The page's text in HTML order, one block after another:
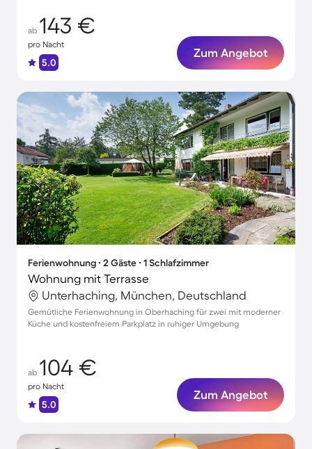
ab 143 €
pro Nacht
5.0
Zum Angebot
Ferienwohnung ∙ 2 Gäste ∙ 1 Schlafzimmer
Wohnung mit Terrasse
Unterhaching, München, Deutschland
Gemütliche Ferienwohnung in Oberhaching für zwei mit moderner
Küche und kostenfreiem Parkplatz in ruhiger Umgebung
ab 104 €
pro Nacht
5.0
Zum Angebot